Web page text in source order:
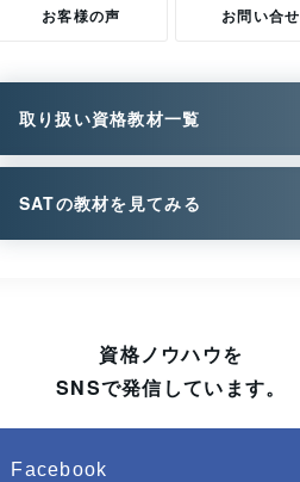
お客様の声 お問い合せ
取り扱い資格教材一覧
SATの教材を見てみる
資格ノウハウを
SNSで発信しています。
Facebook